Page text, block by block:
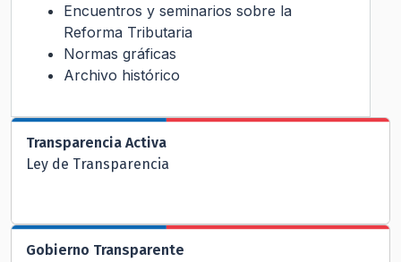
Encuentros y seminarios sobre la
Reforma Tributaria
Normas gráficas
Archivo histórico
Transparencia Activa
Ley de Transparencia
Gobierno Transparente